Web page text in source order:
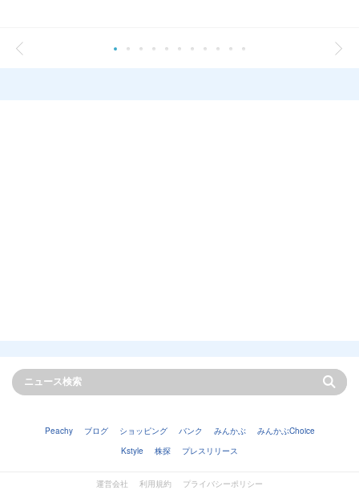
Peachy ブログ ショッピング バンク みんかぶ
みんかぶChoice
Kstyle
株探 プレスリリース
運営会社 利用規約
プライバシーポリシー